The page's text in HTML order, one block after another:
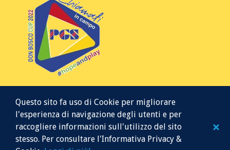
Questo sito fa uso di Cookie per migliorare
l'esperienza di navigazione degli utenti e per
raccogliere informazioni sull'utilizzo del sito
stesso. Per consultare l'Informativa Privacy &